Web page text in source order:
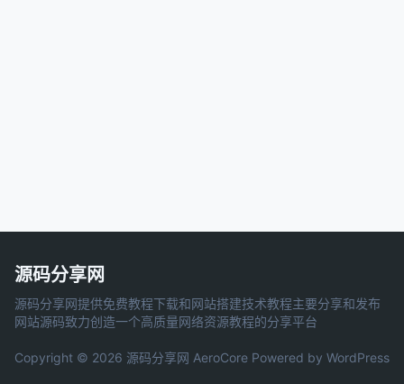
源码分享网
源码分享网提供免费教程下载和网站搭建技术教程主要分享和发布
网站源码致力创造一个高质量网络资源教程的分享平台
Copyright © 2026 源码分享网 AeroCore Powered by WordPress